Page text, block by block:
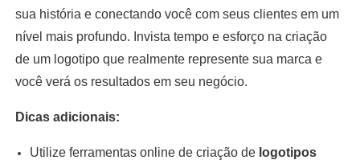
sua história e conectando você com seus clientes em um
nível mais profundo. Invista tempo e esforço na criação
de um logotipo que realmente represente sua marca e
você verá os resultados em seu negócio.
Dicas adicionais:
Utilize ferramentas online de criação de logotipos